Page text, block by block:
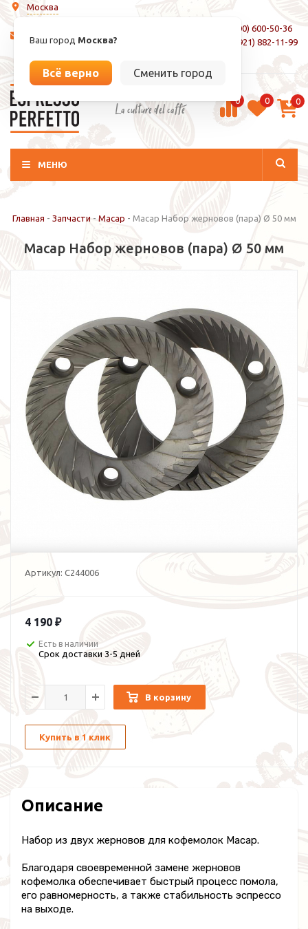
Москва
Ваш город Москва?
Всё верно Сменить город
info@espressoperfetto.ru
8 (800) 600-50-36
+7 (921) 882-11-99
La culture del caffé 0 0 0
МЕНЮ
Главная - Запчасти- Macap - Macap Набор жерновов (пара) Ø 50 мм
Macap Набор жерновов (пара) Ø 50 мм
Артикул: C244006
4 190 ₽
Есть в наличии
Срок доставки 3-5 дней
В корзину
Купить в 1 клик
Описание
Набор из двух жерновов для кофемолок Macap.
Благодаря своевременной замене жерновов
кофемолка обеспечивает быстрый процесс помола,
его равномерность, а также стабильность эспрессо
на выходе.